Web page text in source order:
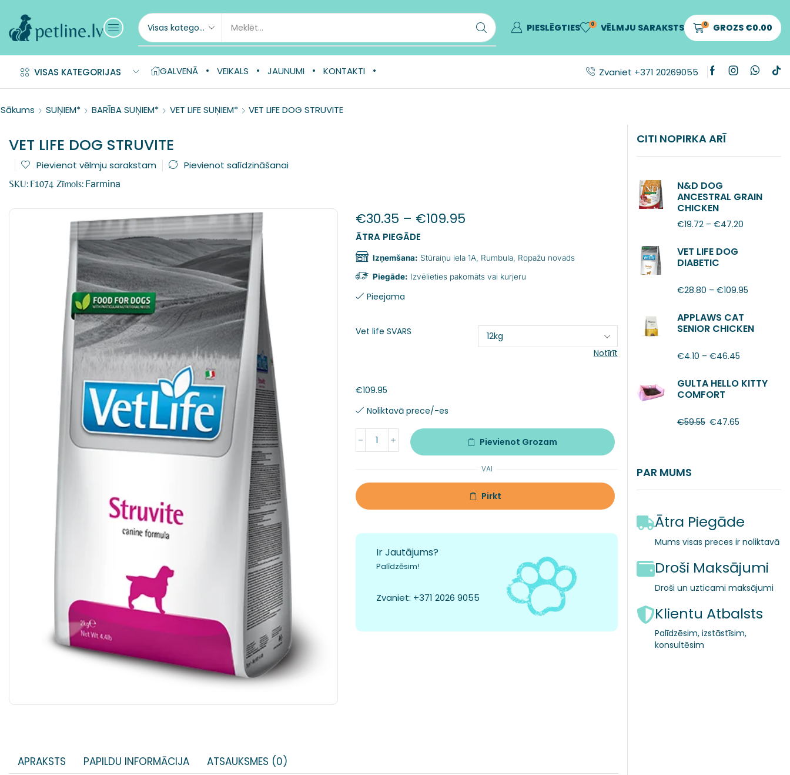
PIESLĒGTIES 0 VĒLMJU SARAKSTS 0 GROZS €0.00
VISAS KATEGORIJAS GALVENĀ VEIKALS JAUNUMI KONTAKTI Zvaniet +371 20269055
Sākums SUŅIEM* BARĪBA SUŅIEM* VET LIFE SUŅIEM* VET LIFE DOG STRUVITE
VET LIFE DOG STRUVITE
Pievienot vēlmju sarakstam Pievienot salīdzināšanai
SKU: F1074 Zīmols: Farmina
€30.35 – €109.95
ĀTRA PIEGĀDE
Izņemšana: Stūraiņu iela 1A, Rumbula, Ropažu novads
Piegāde: Izvēlieties pakomāts vai kurjeru
Pieejama
Vet life SVARS
Notīrīt
€109.95
Noliktavā prece/-es
Pievienot Grozam
VAI
Pirkt
Ir Jautājums?
Palīdzēsim!
Zvaniet: +371 2026 9055
APRAKSTS PAPILDU INFORMĀCIJA ATSAUKSMES (0)
CITI NOPIRKA ARĪ
N&D DOG
ANCESTRAL GRAIN
CHICKEN
POMEGRANATE
ADULT MINI
€19.72 – €47.20
VET LIFE DOG
DIABETIC
€28.80 – €109.95
APPLAWS CAT
SENIOR CHICKEN
€4.10 – €46.45
GULTA HELLO KITTY
COMFORT
€59.55 €47.65
PAR MUMS
Ātra Piegāde
Mums visas preces ir noliktavā
Droši Maksājumi
Droši un uzticami maksājumi
Klientu Atbalsts
Palīdzēsim, izstāstīsim,
konsultēsim